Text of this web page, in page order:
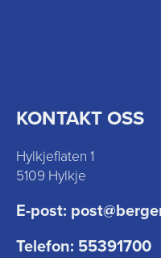
KONTAKT OSS
Hylkjeflaten 1
5109 Hylkje
E-post:
Telefon: 55391700